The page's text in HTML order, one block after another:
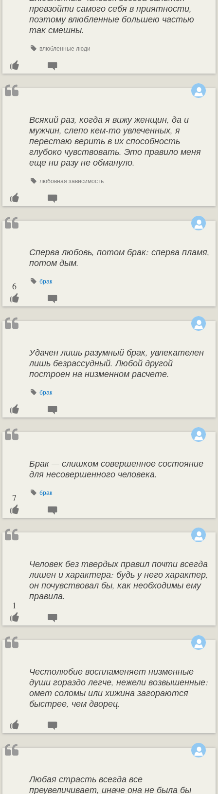
превзойти самого себя в приятности,
поэтому влюбленные большею частью
так смешны.
влюбленные люди
Всякий раз, когда я вижу женщин, да и
мужчин, слепо кем-то увлеченных, я
перестаю верить в их способность
глубоко чувствовать. Это правило меня
еще ни разу не обмануло.
любовная зависимость
Сперва любовь, потом брак: сперва пламя,
потом дым.
брак
6
Удачен лишь разумный брак, увлекателен
лишь безрассудный. Любой другой
построен на низменном расчете.
брак
Брак — слишком совершенное состояние
для несовершенного человека.
брак
7
Человек без твердых правил почти всегда
лишен и характера: будь у него характер,
он почувствовал бы, как необходимы ему
правила.
1
Честолюбие воспламеняет низменные
души гораздо легче, нежели возвышенные:
омет соломы или хижина загораются
быстрее, чем дворец.
Любая страсть всегда все
преувеличивает, иначе она не была бы